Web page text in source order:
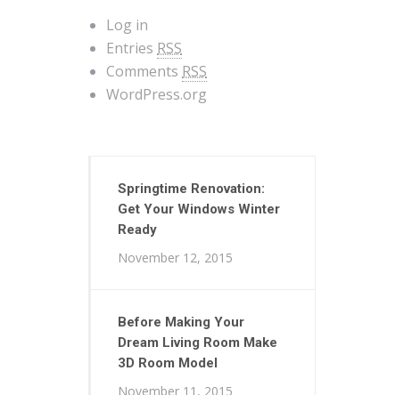
Log in
Entries RSS
Comments RSS
WordPress.org
Springtime Renovation:
Get Your Windows Winter
Ready
November 12, 2015
Before Making Your
Dream Living Room Make
3D Room Model
November 11, 2015